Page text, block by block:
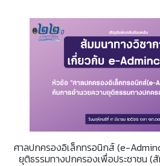
ศาลปกครองอิเล็กทรอนิกส์ (e-
ยุติธรรมทางปกครองเพื่อประชาชน (